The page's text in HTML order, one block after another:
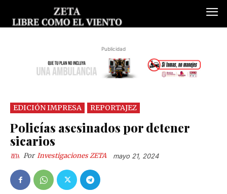
Publicidad
EDICIÓN IMPRESA REPORTAJEZ
Policías asesinados por detener
sicarios
Por Investigaciones ZETA mayo 21, 2024